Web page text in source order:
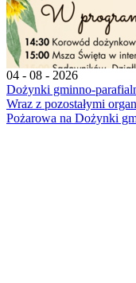
04 - 08 - 2026
Dożynki gminno-
Wraz z pozostałymi
Pożarowa na Dożynki